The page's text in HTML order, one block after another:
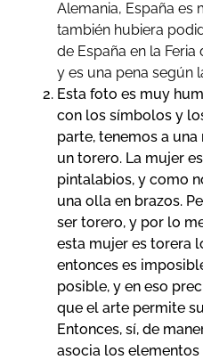
Alemania, España es
también hubiera
de España en la
y es una pena según
Esta foto es muy
con los símbolos y
parte, tenemos a
un torero. La mujer
pintalabios, y como
una olla en brazos.
ser torero, y por lo
esta mujer es torera
entonces es
posible, y en eso
que el arte permite
Entonces, sí, de
asocia los